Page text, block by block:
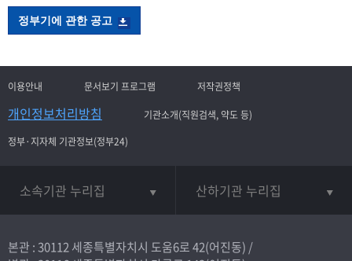
정부기에 관한 공고
이용안내 문서보기 프로그램 저작권정책
개인정보처리방침
기관소개(직원검색, 약도 등)
정부·지자체 기관정보(정부24)
소속기관 누리집 산하기관 누리집
본관 : 30112 세종특별자치시 도움6로 42(어진동) /